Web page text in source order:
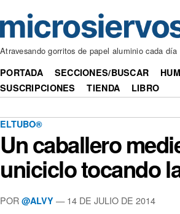
Atravesando gorritos de papel aluminio cada día
PORTADA SECCIONES/BUSCAR
SUSCRIPCIONES
TIENDA LIBRO
ELTUBO®
Un caballero
uniciclo tocando
POR @ALVY —14 DE JULIO DE 2014